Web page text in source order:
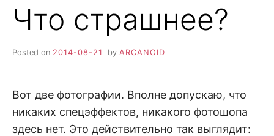
Что страшнее?
Posted on 2014-08-21 by ARCANOID
Вот две фотографии. Вполне допускаю, что
никаких спецэффектов, никакого фотошопа
здесь нет. Это действительно так выглядит: